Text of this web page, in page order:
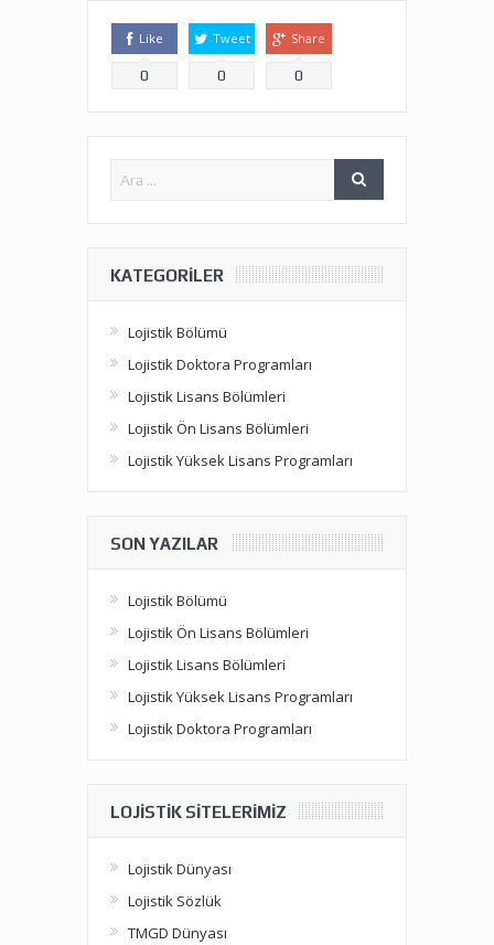
Like
0
Tweet
0
Share
0
KATEGORILER
Lojistik Bölümü
Lojistik Doktora Programları
Lojistik Lisans Bölümleri
Lojistik Ön Lisans Bölümleri
Lojistik Yüksek Lisans Programları
SON YAZILAR
Lojistik Bölümü
Lojistik Ön Lisans Bölümleri
Lojistik Lisans Bölümleri
Lojistik Yüksek Lisans Programları
Lojistik Doktora Programları
LOJISTIK SITELERIMIZ
Lojistik Dünyası
Lojistik Sözlük
TMGD Dünyası